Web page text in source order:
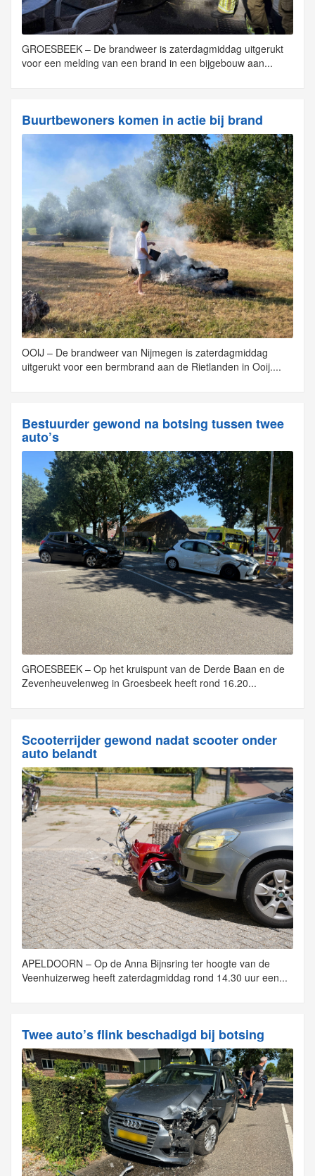
GROESBEEK – De brandweer is zaterdagmiddag uitgerukt
voor een melding van een brand in een bijgebouw aan...
Buurtbewoners komen in actie bij brand
OOIJ – De brandweer van Nijmegen is zaterdagmiddag
uitgerukt voor een bermbrand aan de Rietlanden in Ooij....
Bestuurder gewond na botsing tussen twee
auto’s
GROESBEEK – Op het kruispunt van de Derde Baan en de
Zevenheuvelenweg in Groesbeek heeft rond 16.20...
Scooterrijder gewond nadat scooter onder
auto belandt
APELDOORN – Op de Anna Bijnsring ter hoogte van de
Veenhuizerweg heeft zaterdagmiddag rond 14.30 uur een...
Twee auto’s flink beschadigd bij botsing